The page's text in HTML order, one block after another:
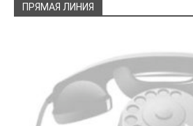
ПРЯМАЯ ЛИНИЯ